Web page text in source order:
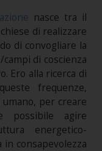
nasce tra il
di realizzare
di convogliare la
di coscienza
Ero alla ricerca di
frequenze,
umano, per creare
possibile agire
energetico-
consapevolezza